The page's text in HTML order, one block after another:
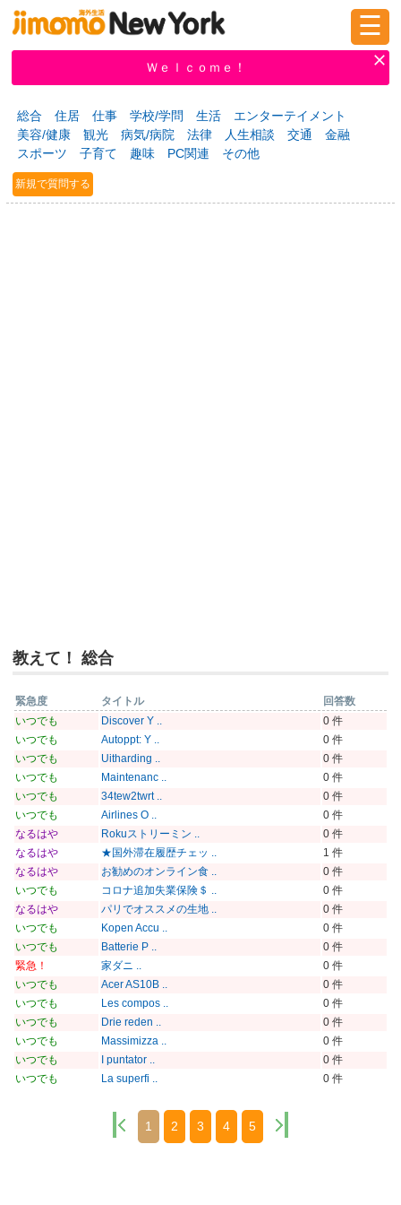
新規登録
掲示板 タウン情報 教えて！
☰
Ｗｅｌｃｏｍｅ！
総合 住居 仕事 学校/学問 生活
エンターテイメント
美容/健康
観光 病気/病院 法律 人生相談 交通
金融
スポーツ
子育て 趣味 PC関連 その他
新規で質問する
教えて！ 総合
緊急度 タイトル
回答数
いつでも
Discover Y ..
0 件
いつでも
Autoppt: Y ..
0 件
いつでも
Uitharding ..
0 件
いつでも
Maintenanc ..
0 件
いつでも
34tew2twrt ..
0 件
いつでも
Airlines O ..
0 件
なるはや
Rokuストリーミン ..
0 件
なるはや
★国外滞在履歴チェッ ..
1 件
なるはや
お勧めのオンライン食 ..
0 件
いつでも
コロナ追加失業保険＄ ..
0 件
なるはや
パリでオススメの生地 ..
0 件
いつでも
Kopen Accu ..
0 件
いつでも
Batterie P ..
0 件
緊急！
家ダニ ..
0 件
いつでも
Acer AS10B ..
0 件
いつでも
Les compos ..
0 件
いつでも
Drie reden ..
0 件
いつでも
Massimizza ..
0 件
いつでも
I puntator ..
0 件
いつでも
La superfi .. 0 件
1 2 3 4 5